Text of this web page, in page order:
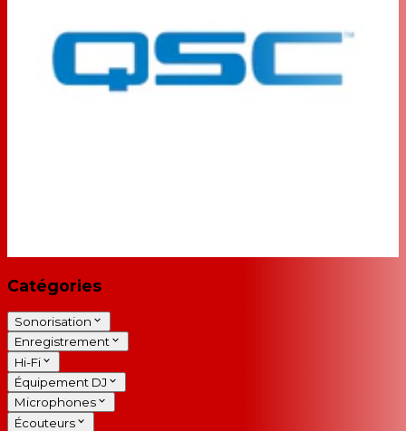
Catégories
Sonorisation
Enregistrement
Hi-Fi
Équipement DJ
Microphones
Écouteurs